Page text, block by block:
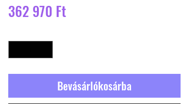
362 970 FtÁr
Bevásárlókosárba